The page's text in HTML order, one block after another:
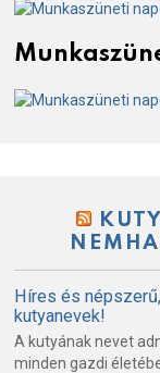
Híres és
kutyanevek!
A kutyának nevet
minden gazdi